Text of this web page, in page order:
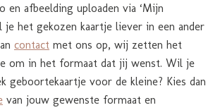
en afbeelding uploaden via ‘Mijn
je het gekozen kaartje liever in een ander
contact met ons op, wij zetten het
om in het formaat dat jij wenst. Wil je
geboortekaartje voor de kleine? Kies dan
van jouw gewenste formaat en